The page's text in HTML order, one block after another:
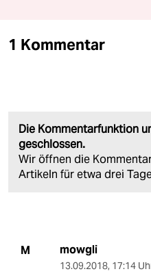
1 Kommentar
Die Kommentarfunktion
geschlossen.
Wir öffnen die
Artikeln für etwa drei
M mowgli
13.09.2018, 17:14